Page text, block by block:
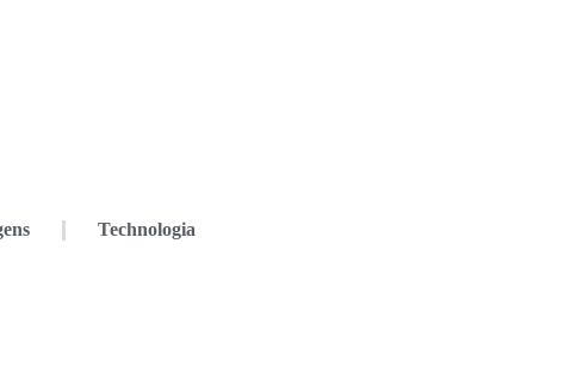
Technologia